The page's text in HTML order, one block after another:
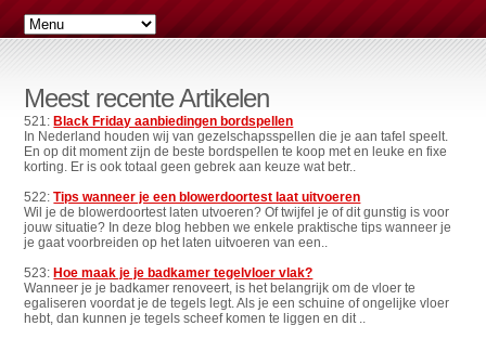
Meest recente Artikelen
521:Black Friday aanbiedingen bordspellen
In Nederland houden wij van gezelschapsspellen die je aan tafel speelt.
En op dit moment zijn de beste bordspellen te koop met en leuke en fixe
korting. Er is ook totaal geen gebrek aan keuze wat betr..
522:Tips wanneer je een blowerdoortest laat uitvoeren
Wil je de blowerdoortest laten utvoeren? Of twijfel je of dit gunstig is voor
jouw situatie? In deze blog hebben we enkele praktische tips wanneer je
je gaat voorbreiden op het laten uitvoeren van een..
523:Hoe maak je je badkamer tegelvloer vlak?
Wanneer je je badkamer renoveert, is het belangrijk om de vloer te
egaliseren voordat je de tegels legt. Als je een schuine of ongelijke vloer
hebt, dan kunnen je tegels scheef komen te liggen en dit ..